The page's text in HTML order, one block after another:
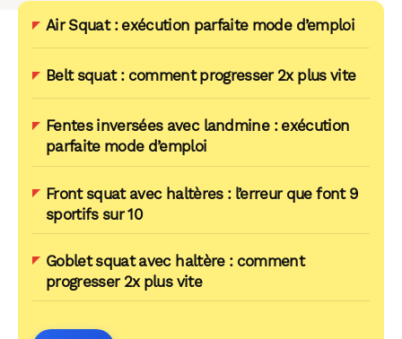
Air Squat : exécution parfaite mode d’emploi
Belt squat : comment progresser 2x plus vite
Fentes inversées avec landmine : exécution
parfaite mode d’emploi
Front squat avec haltères : l’erreur que font 9
sportifs sur 10
Goblet squat avec haltère : comment
progresser 2x plus vite